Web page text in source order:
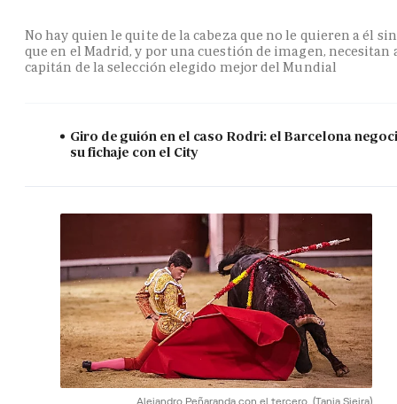
No hay quien le quite de la cabeza que no le quieren a él
que en el Madrid, y por una cuestión de imagen, necesitan
capitán de la selección elegido mejor del Mundial
Giro de guión en el caso Rodri: el Barcelona
su fichaje con el City
Alejandro Peñaranda con el tercero. (Tania Sieira)